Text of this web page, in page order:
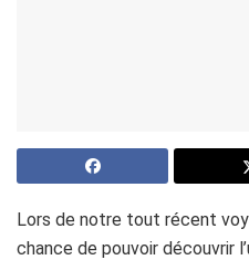
Lors de notre tout récent
chance de pouvoir découvrir